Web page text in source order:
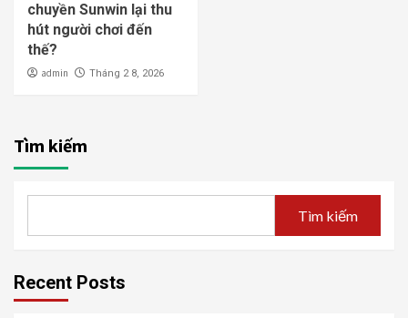
chuyền Sunwin lại thu
hút người chơi đến
thế?
admin Tháng 2 8, 2026
Tìm kiếm
Tìm kiếm
Recent Posts